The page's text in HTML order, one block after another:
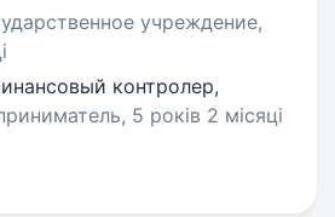
учреждение,
контролер,
5 років 2 місяці